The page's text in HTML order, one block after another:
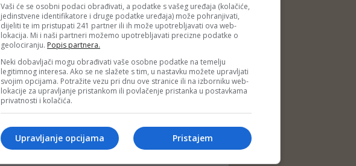
Vaši će se osobni podaci obrađivati, a podatke s vašeg uređaja (kolačiće,
jedinstvene identifikatore i druge podatke uređaja) može pohranjivati,
dijeliti te im pristupati 241 partner ili ih može upotrebljavati ova web-
lokacija. Mi i naši partneri možemo upotrebljavati precizne podatke o
geolociranju. Popis partnera.
Neki dobavljači mogu obrađivati vaše osobne podatke na temelju
legitimnog interesa. Ako se ne slažete s tim, u nastavku možete upravljati
svojim opcijama. Potražite vezu pri dnu ove stranice ili na izborniku web-
lokacije za upravljanje pristankom ili povlačenje pristanka u postavkama
privatnosti i kolačića.
Pristajem
Upravljanje opcijama